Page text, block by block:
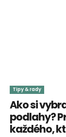
Tipy & rady
Ako si
podlahy?
každého,